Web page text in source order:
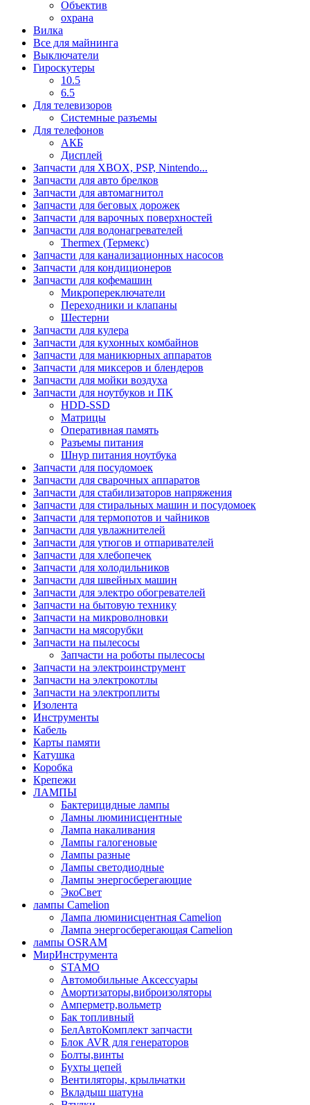
Объектив
охрана
Вилка
Все для майнинга
Выключатели
Гироскутеры
10.5
6.5
Для телевизоров
Системные разъемы
Для телефонов
АКБ
Дисплей
Запчасти для XBOX, PSP, Nintendo...
Запчасти для авто брелков
Запчасти для автомагнитол
Запчасти для беговых дорожек
Запчасти для варочных поверхностей
Запчасти для водонагревателей
Thermex (Термекс)
Запчасти для канализационных насосов
Запчасти для кондиционеров
Запчасти для кофемашин
Микропереключатели
Переходники и клапаны
Шестерни
Запчасти для кулера
Запчасти для кухонных комбайнов
Запчасти для маникюрных аппаратов
Запчасти для миксеров и блендеров
Запчасти для мойки воздуха
Запчасти для ноутбуков и ПК
HDD-SSD
Матрицы
Оперативная память
Разъемы питания
Шнур питания ноутбука
Запчасти для посудомоек
Запчасти для сварочных аппаратов
Запчасти для стабилизаторов напряжения
Запчасти для стиральных машин и посудомоек
Запчасти для термопотов и чайников
Запчасти для увлажнителей
Запчасти для утюгов и отпаривателей
Запчасти для хлебопечек
Запчасти для холодильников
Запчасти для швейных машин
Запчасти для электро обогревателей
Запчасти на бытовую технику
Запчасти на микроволновки
Запчасти на мясорубки
Запчасти на пылесосы
Запчасти на роботы пылесосы
Запчасти на электроинструмент
Запчасти на электрокотлы
Запчасти на электроплиты
Изолента
Инструменты
Кабель
Карты памяти
Катушка
Коробка
Крепежи
ЛАМПЫ
Бактерицидные лампы
Ламны люминисцентные
Лампа накаливания
Лампы галогеновые
Лампы разные
Лампы светодиодные
Лампы энергосберегающие
ЭкоСвет
лампы Camelion
Лампа люминисцентная Сamelion
Лампа энергосберегающая Сamelion
лампы OSRAM
МирИнструмента
STAMO
Автомобильные Аксессуары
Амортизаторы,виброизоляторы
Амперметр,вольметр
Бак топливный
БелАвтоКомплект запчасти
Блок AVR для генераторов
Болты,винты
Бухты цепей
Вентиляторы, крыльчатки
Вкладыш шатуна